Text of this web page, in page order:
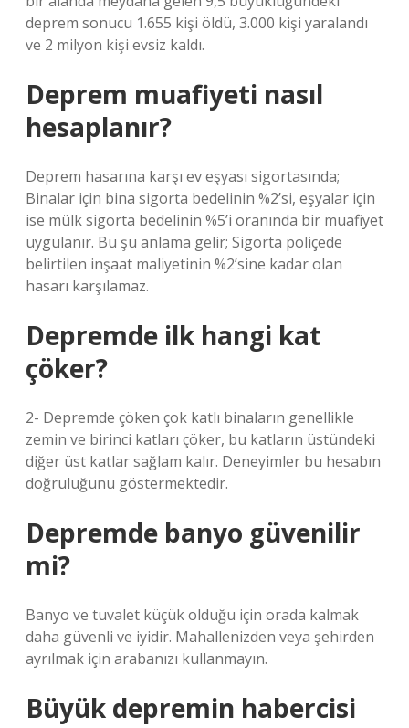
deprem sonucu 1.655 kişi öldü, 3.000 kişi yaralandı
ve 2 milyon kişi evsiz kaldı.
Deprem muafiyeti nasıl
hesaplanır?
Deprem hasarına karşı ev eşyası sigortasında;
Binalar için bina sigorta bedelinin %2’si, eşyalar için
ise mülk sigorta bedelinin %5’i oranında bir muafiyet
uygulanır. Bu şu anlama gelir; Sigorta poliçede
belirtilen inşaat maliyetinin %2’sine kadar olan
hasarı karşılamaz.
Depremde ilk hangi kat
çöker?
2- Depremde çöken çok katlı binaların genellikle
zemin ve birinci katları çöker, bu katların üstündeki
diğer üst katlar sağlam kalır. Deneyimler bu hesabın
doğruluğunu göstermektedir.
Depremde banyo güvenilir
mi?
Banyo ve tuvalet küçük olduğu için orada kalmak
daha güvenli ve iyidir. Mahallenizden veya şehirden
ayrılmak için arabanızı kullanmayın.
Büyük depremin habercisi